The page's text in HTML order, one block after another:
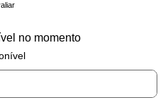
no momento